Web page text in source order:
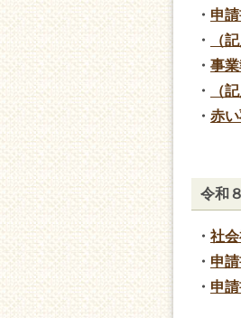
・ 申
・
（
・ 事
・
（
・ 赤
令和
・ 社
・ 申
・ 申